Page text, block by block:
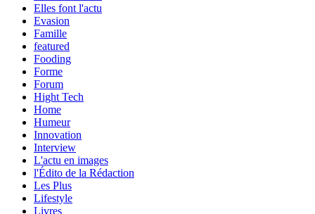
Elles font l'actu
Evasion
Famille
featured
Fooding
Forme
Forum
Hight Tech
Home
Humeur
Innovation
Interview
L'actu en images
l'Édito de la Rédaction
Les Plus
Lifestyle
Livres